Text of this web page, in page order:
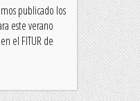
publicado los
este verano
el FITUR de